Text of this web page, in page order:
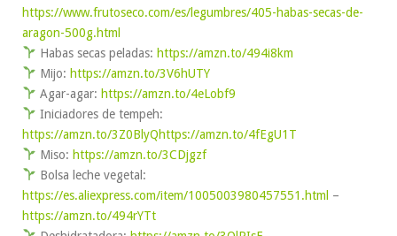
https://www.frutoseco.com/es/legumbres/405-habas-secas-de-
aragon-500g.html
Habas secas peladas: https://amzn.to/494i8km
Mijo: https://amzn.to/3V6hUTY
Agar-agar: https://amzn.to/4eLobf9
Iniciadores de tempeh:
https://amzn.to/3Z0BlyQhttps://amzn.to/4fEgU1T
Miso: https://amzn.to/3CDjgzf
Bolsa leche vegetal:
https://es.aliexpress.com/item/1005003980457551.html –
https://amzn.to/494rYTt